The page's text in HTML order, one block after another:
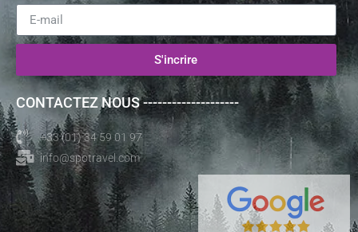
S'incrire
CONTACTEZ NOUS --------------------
+33 (01) 34 59 01 97
info@spotravel.com